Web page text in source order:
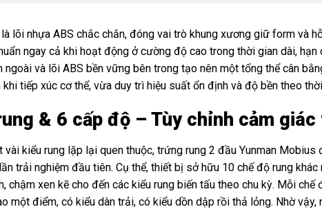
lõi nhựa ABS chắc chắn, đóng vai trò khung xương giữ form và
ngay cả khi hoạt động ở cường độ cao trong thời gian dài,
và lõi ABS bền vững bên trong tạo nên một tổng thể cân
tiếp xúc cơ thể, vừa duy trì hiệu suất ổn định và độ bền theo
& 6 cấp độ – Tùy chỉnh cảm
vài kiểu rung lặp lại quen thuộc, trứng rung 2 đầu Yunman
trải nghiệm đầu tiên. Cụ thể, thiết bị sở hữu 10 chế độ rung
chậm xen kẽ cho đến các kiểu rung biến tấu theo chu kỳ. Mỗi
một điểm, có kiểu dàn trải, có kiểu dồn dập rồi thả lỏng. Nhờ